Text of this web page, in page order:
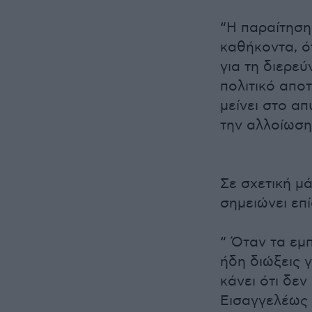
“Η
καθήκοντα,
για τη
πολιτικό
μείνει στο
την
Σε σχετική
σημειώνει
“ Όταν τα
ήδη διώξεις
κάνει ότι